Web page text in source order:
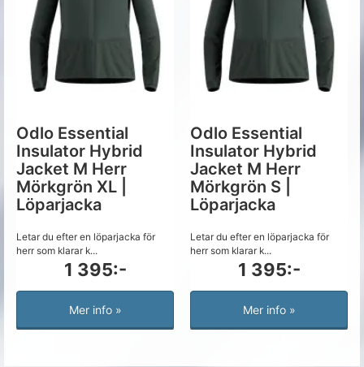
Odlo Essential
Insulator Hybrid
Jacket M Herr
Mörkgrön XL |
Löparjacka
Letar du efter en löparjacka för
herr som klarar k...
1 395:-
Mer info »
Odlo Essential
Insulator Hybrid
Jacket M Herr
Mörkgrön S |
Löparjacka
Letar du efter en löparjacka för
herr som klarar k...
1 395:-
Mer info »